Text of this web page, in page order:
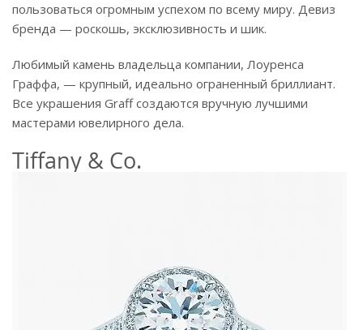
пользоваться огромным успехом по всему миру. Девиз
бренда — роскошь, эксклюзивность и шик.
Любимый камень владельца компании, Лоуренса
Граффа, — крупный, идеально ограненный бриллиант.
Все украшения Graff создаются вручную лучшими
мастерами ювелирного дела.
Tiffany & Co.